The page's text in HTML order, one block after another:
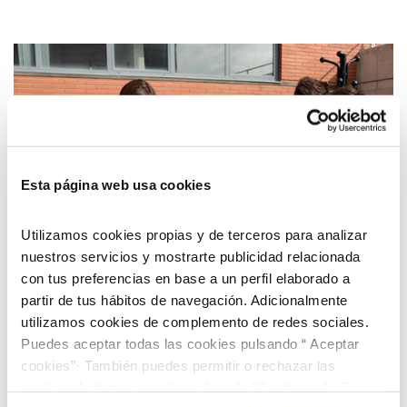
Esta página web usa cookies
Utilizamos cookies propias y de terceros para analizar
nuestros servicios y mostrarte publicidad relacionada
con tus preferencias en base a un perfil elaborado a
partir de tus hábitos de navegación. Adicionalmente
utilizamos cookies de complemento de redes sociales.
Puedes aceptar todas las cookies pulsando “ Aceptar
cookies”· También puedes permitir o rechazar las
Sensibilización medioambiental